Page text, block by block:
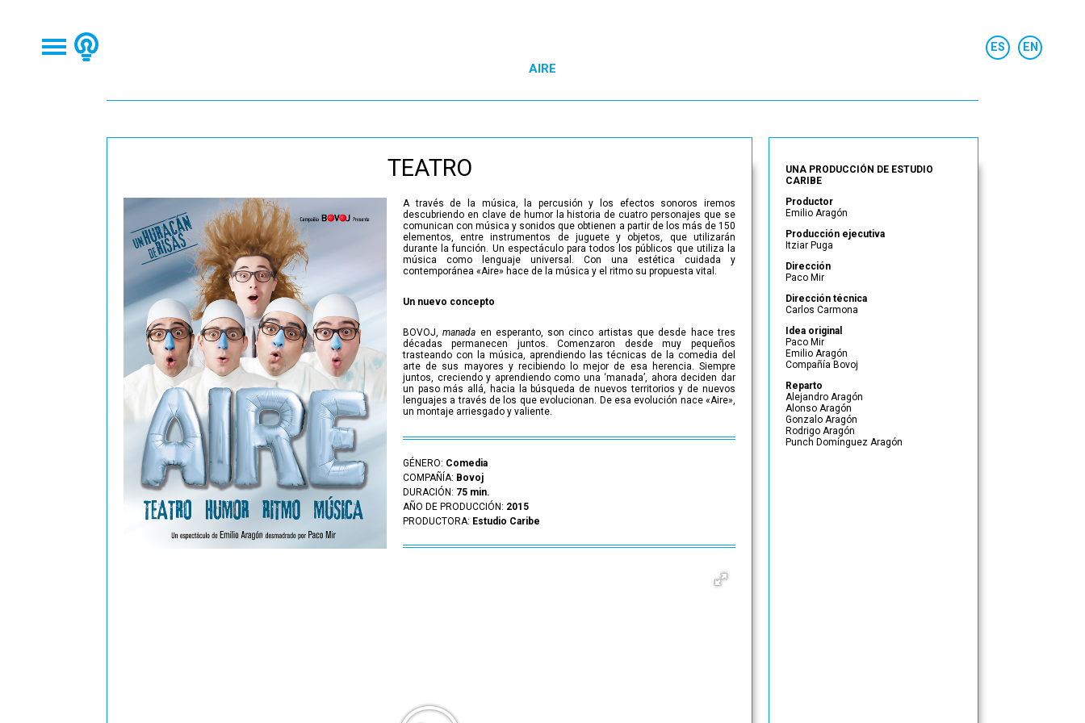
AIRE
TEATRO
A través de la música, la percusión y los efectos sonoros iremos
descubriendo en clave de humor la historia de cuatro personajes que se
comunican con música y sonidos que obtienen a partir de los más de 150
elementos, entre instrumentos de juguete y objetos, que utilizarán
durante la función. Un espectáculo para todos los públicos que utiliza la
música como lenguaje universal. Con una estética cuidada y
contemporánea «Aire» hace de la música y el ritmo su propuesta vital.
Un nuevo concepto
BOVOJ,manada en esperanto, son cinco artistas que desde hace tres
décadas permanecen juntos. Comenzaron desde muy pequeños
trasteando con la música, aprendiendo las técnicas de la comedia del
arte de sus mayores y recibiendo lo mejor de esa herencia. Siempre
juntos, creciendo y aprendiendo como una ‘manada’, ahora deciden dar
un paso más allá, hacia la búsqueda de nuevos territorios y de nuevos
lenguajes a través de los que evolucionan. De esa evolución nace «Aire»,
un montaje arriesgado y valiente.
GÉNERO: Comedia
COMPAÑÍA: Bovoj
DURACIÓN: 75 min.
AÑO DE PRODUCCIÓN: 2015
PRODUCTORA: Estudio Caribe
UNA PRODUCCIÓN DE ESTUDIO
CARIBE
Productor
Emilio Aragón
Producción ejecutiva
Itziar Puga
Dirección
Paco Mir
Dirección técnica
Carlos Carmona
Idea original
Paco Mir
Emilio Aragón
Compañía Bovoj
Reparto
Alejandro Aragón
Alonso Aragón
Gonzalo Aragón
Rodrigo Aragón
Punch Domínguez Aragón